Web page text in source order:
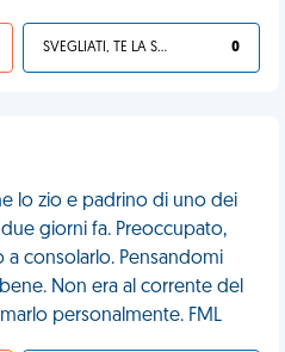
SVEGLIATI, TE LA SEI CERCATA! 0
lo zio e padrino di uno dei
giorni fa. Preoccupato,
a consolarlo. Pensandomi
Non era al corrente del
personalmente. FML